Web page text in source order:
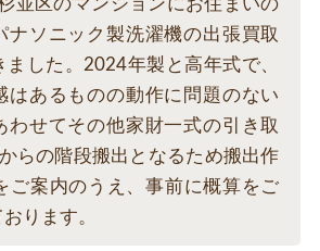
ナソニック製洗濯機の出張買取
した。2024年製と高年式で、
はあるものの動作に問題のない
わせてその他家財一式の引き取
らの階段搬出となるため搬出作
ご案内のうえ、事前に概算をご
ります。